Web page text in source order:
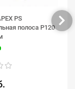
PS
полоса P120